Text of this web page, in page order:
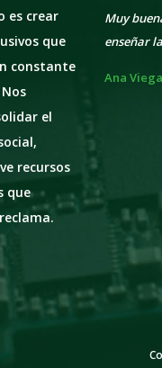
es crear
que
constante
el
recursos
que
utilizar en casa y
el reciclado.
Gracias
Andrea